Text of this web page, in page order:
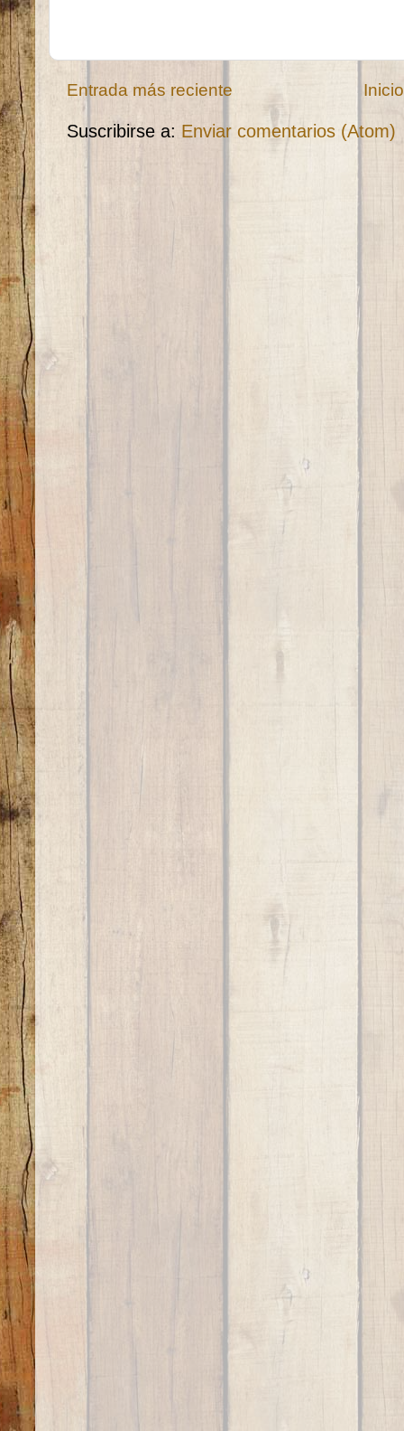
Entrada más reciente Inicio
Suscribirse a: Enviar comentarios (Atom)